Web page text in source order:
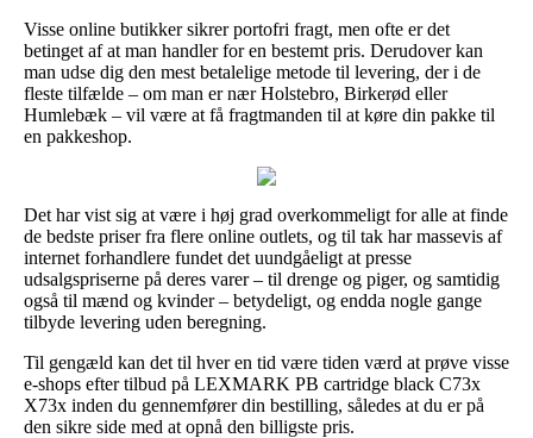
Visse online butikker sikrer portofri fragt, men ofte er det
betinget af at man handler for en bestemt pris. Derudover kan
man udse dig den mest betalelige metode til levering, der i de
fleste tilfælde – om man er nær Holstebro, Birkerød eller
Humlebæk – vil være at få fragtmanden til at køre din pakke til
en pakkeshop.
Det har vist sig at være i høj grad overkommeligt for alle at finde
de bedste priser fra flere online outlets, og til tak har massevis af
internet forhandlere fundet det uundgåeligt at presse
udsalgspriserne på deres varer – til drenge og piger, og samtidig
også til mænd og kvinder – betydeligt, og endda nogle gange
tilbyde levering uden beregning.
Til gengæld kan det til hver en tid være tiden værd at prøve visse
e-shops efter tilbud på LEXMARK PB cartridge black C73x
X73x inden du gennemfører din bestilling, således at du er på
den sikre side med at opnå den billigste pris.